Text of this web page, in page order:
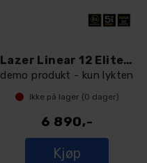
Lazer Linear 12 Elite LED fjernlys
demo produkt - kun lykten
Ikke på lager (0 dager)
6 890,-
Kjøp